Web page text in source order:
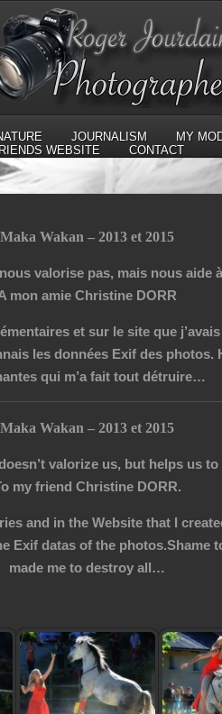
JOURNALISM MY
WEBSITE
CONTACT
Maka Wakan – 2013 et 2015
valorise pas, mais nous aide
mon amie Christine DORR
et sur le site que
les données Exif des photos.
qui m’a fait tout détruire…
Maka Wakan – 2013 et 2015
valorize us, but helps us to
my friend Christine DORR.
and in the Website that I
Exif datas of the photos.Shame
made me to destroy all…